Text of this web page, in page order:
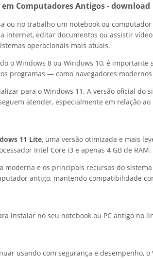
Computadores Antigos - download
ou no trabalho um notebook ou
internet, editar documentos ou assistir
operacionais mais atuais.
o Windows 8 ou Windows 10, é
programas — como navegadores
para o Windows 11. A versão oficial
atender, especialmente em relação
11 Lite, uma versão otimizada e mais
Intel Core i3 e apenas 4 GB de RAM.
moderna e os principais recursos do
antigo, mantendo compatibilidade
instalar no seu notebook ou PC antigo no
usando com segurança e desempenho,